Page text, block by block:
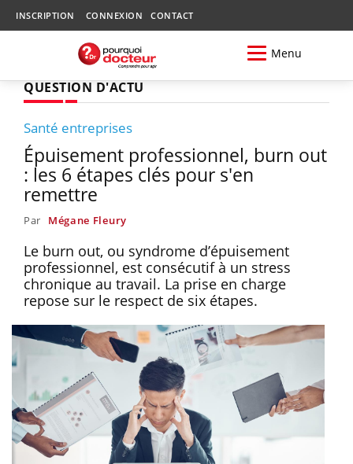
INSCRIPTION CONNEXION CONTACT
Menu
QUESTION D'ACTU
Santé entreprises
Épuisement professionnel, burn out
: les 6 étapes clés pour s'en
remettre
Par Mégane Fleury
Le burn out, ou syndrome d’épuisement
professionnel, est consécutif à un stress
chronique au travail. La prise en charge
repose sur le respect de six étapes.